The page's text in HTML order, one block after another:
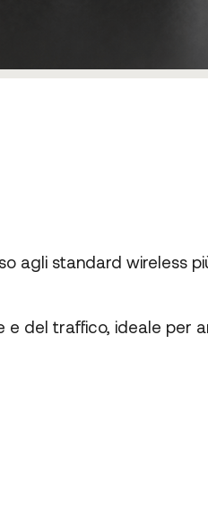
agli standard wireless
e del traffico, ideale per